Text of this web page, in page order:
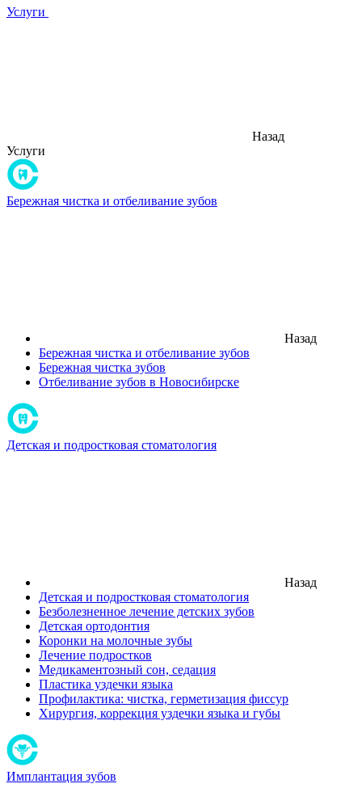
Услуги
Назад
Услуги
Бережная чистка и отбеливание зубов
Назад
Бережная чистка и отбеливание зубов
Бережная чистка зубов
Отбеливание зубов в Новосибирске
Детская и подростковая стоматология
Назад
Детская и подростковая стоматология
Безболезненное лечение детских зубов
Детская ортодонтия
Коронки на молочные зубы
Лечение подростков
Медикаментозный сон, седация
Пластика уздечки языка
Профилактика: чистка, герметизация фиссур
Хирургия, коррекция уздечки языка и губы
Имплантация зубов